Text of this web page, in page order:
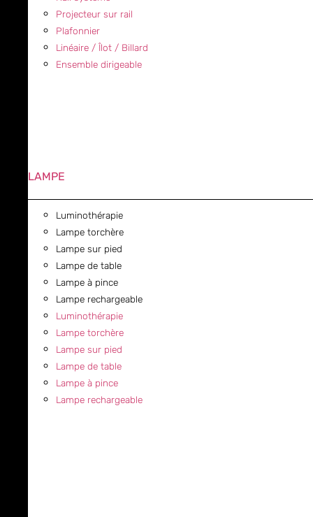
Projecteur sur rail
Plafonnier
Linéaire / Îlot / Billard
Ensemble dirigeable
LAMPE
Luminothérapie
Lampe torchère
Lampe sur pied
Lampe de table
Lampe à pince
Lampe rechargeable
Luminothérapie
Lampe torchère
Lampe sur pied
Lampe de table
Lampe à pince
Lampe rechargeable